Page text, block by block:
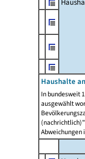
Haushalte
In bundesweit
ausgewählt
Abweichungen